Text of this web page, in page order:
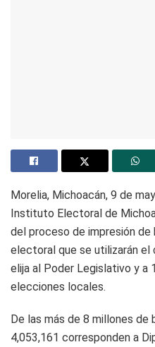
Morelia, Michoacán, 9 de
Instituto Electoral de
del proceso de impresión
electoral que se utilizarán el
elija al Poder Legislativo y a
elecciones locales.
De las más de 8 millones
4,053,161 corresponden a